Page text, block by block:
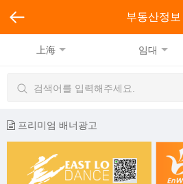
부동산정보
上海 임대
프리미엄 배너광고